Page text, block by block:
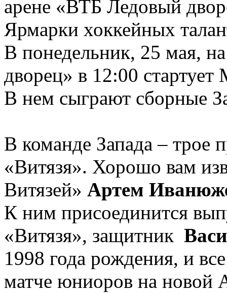
арене «ВТБ Ледовый
Ярмарки хоккейных
В понедельник, 25 мая,
дворец» в 12:00
В нем сыграют сборные
В команде Запада – трое
«Витязя». Хорошо вам
Витязей» Артем
К ним присоединится
«Витязя», защитник
1998 года рождения, и
матче юниоров на новой